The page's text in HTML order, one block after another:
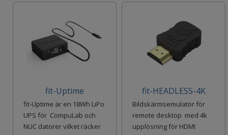
fit-Uptime
fit-Uptime är en 18Wh LiPo
UPS för CompuLab och
NUC datorer vilket räcker
fit-HEADLESS-4K
Bildskärmsemulator för
remote desktop med 4k
upplösning för HDMI